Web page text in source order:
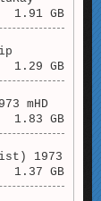
1.91 GB
1.29 GB
mHD
1.83 GB
1973
1.37 GB